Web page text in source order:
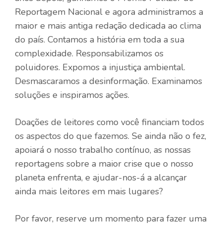
Reportagem Nacional e agora administramos a
maior e mais antiga redação dedicada ao clima
do país. Contamos a história em toda a sua
complexidade. Responsabilizamos os
poluidores. Expomos a injustiça ambiental.
Desmascaramos a desinformação. Examinamos
soluções e inspiramos ações.
Doações de leitores como você financiam todos
os aspectos do que fazemos. Se ainda não o fez,
apoiará o nosso trabalho contínuo, as nossas
reportagens sobre a maior crise que o nosso
planeta enfrenta, e ajudar-nos-á a alcançar
ainda mais leitores em mais lugares?
Por favor, reserve um momento para fazer uma